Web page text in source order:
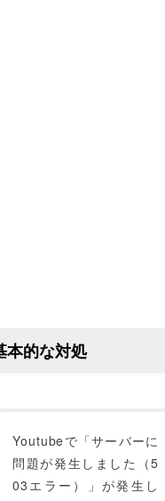
本的な対処
Youtubeで「サーバーに
問題が発生しました（5
03エラー）」が発生し